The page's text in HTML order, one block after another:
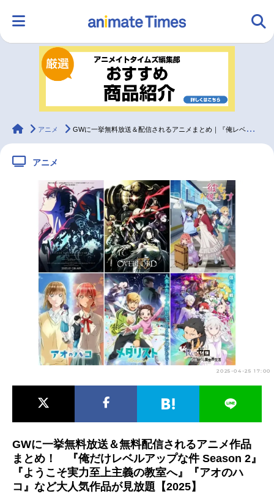
ランキング アニメ
ラジオ
配信・Vtuber トレンド 無料マンガ
最新記事一覧
アニメ記事一覧 声優記事一覧
アニメ映画一覧 実写化映画一覧
今期アニメ曜日別一覧
春アニメ 夏アニメ
男性声優/女性声優一覧
animateTimes
アニメ GWに一挙無料放送＆配信されるアニメまとめ｜『俺レベ』『ようじつ』『アオのハコ』など
アニメ
2025-04-25 17:00
GWに一挙無料放送＆無料配信されるアニメ作品
まとめ！ 『俺だけレベルアップな件 Season 2』
『ようこそ実力至上主義の教室へ』『アオのハ
コ』など大人気作品が見放題【2025】